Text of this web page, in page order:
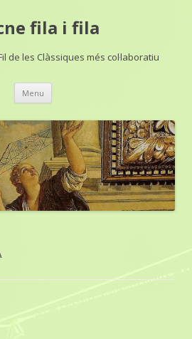
fila i fila
de les Clàssiques més col·laboratiu
Menu Skip